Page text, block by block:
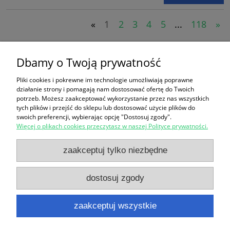
« 1 2 3 4 5 ... 118 »
Koszyk
produktów: 0
wartość: 0,00 zł
przejdź do koszyka
Zakupy
Pomoc
Moje konto
Informacje
Dbamy o Twoją prywatność
Pliki cookies i pokrewne im technologie umożliwiają poprawne
działanie strony i pomagają nam dostosować ofertę do Twoich
potrzeb. Możesz zaakceptować wykorzystanie przez nas wszystkich
tych plików i przejść do sklepu lub dostosować użycie plików do
swoich preferencji, wybierając opcję "Dostosuj zgody".
Więcej o plikach cookies przeczytasz w naszej Polityce prywatności.
zaakceptuj tylko niezbędne
dostosuj zgody
zaakceptuj wszystkie